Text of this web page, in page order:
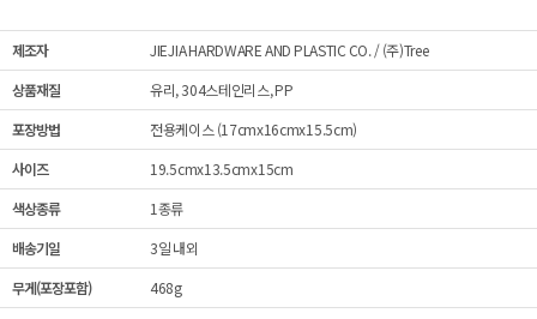
제조자
JIEJIA HARDWARE AND PLASTIC CO. / (주)Tree
상품재질
유리, 304스테인리스, PP
포장방법
전용케이스 (17cmx16cmx15.5cm)
사이즈
19.5cmx13.5cmx15cm
색상종류
1종류
배송기일
3일 내외
무게(포장포함)
468g